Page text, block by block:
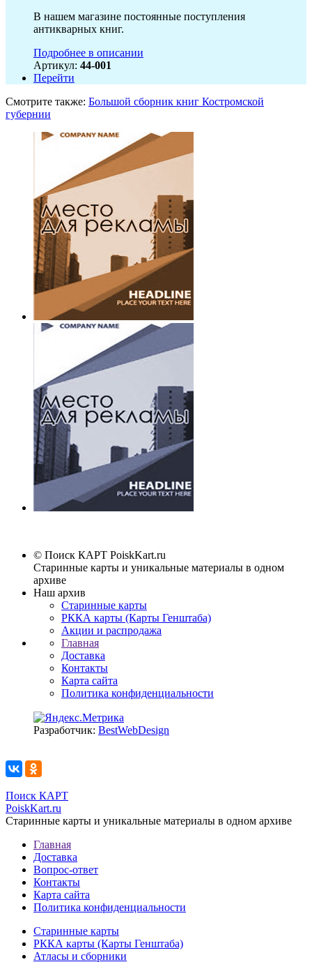
В нашем магазине постоянные поступления
антикварных книг.
Подробнее в описании
Артикул: 44-001
Перейти
Смотрите также: Большой сборник книг Костромской
губернии
© Поиск КАРТ PoiskKart.ru
Старинные карты и уникальные материалы в одном
архиве
Наш архив
Старинные карты
РККА карты (Карты Генштаба)
Акции и распродажа
Главная
Доставка
Контакты
Карта сайта
Политика конфиденциальности
Разработчик: BestWebDesign
Поиск КАРТ
PoiskKart.ru
Старинные карты и уникальные материалы в одном архиве
Главная
Доставка
Вопрос-ответ
Контакты
Карта сайта
Политика конфиденциальности
Старинные карты
РККА карты (Карты Генштаба)
Атласы и сборники